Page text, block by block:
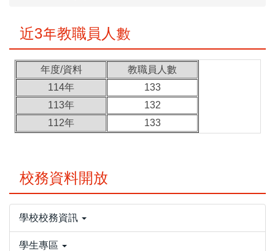
近3年教職員人數
年度/資料
教職員人數
114年
133
113年
132
112年
133
校務資料開放
學校校務資訊
學生專區